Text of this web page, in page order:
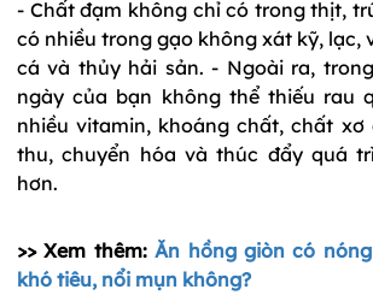
- Chất đạm không chỉ có trong thịt,
có nhiều trong gạo không xát kỹ, lạc,
cá và thủy hải sản. - Ngoài ra,
ngày của bạn không thể thiếu rau
nhiều vitamin, khoáng chất, chất
thu, chuyển hóa và thúc đẩy quá
hơn.
>> Xem thêm:Ăn hồng giòn có
khó tiêu, nổi mụn không?